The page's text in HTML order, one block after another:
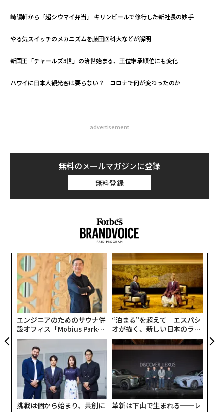
崎陽軒から「超シウマイ弁当」 キリンビールで修行した新社長の妙手
やる気スイッチのメカニズムを藤田医科大などが解明
新国王「チャールズ3世」の治世始まる、王位継承順位にも変化
ハワイに日本人観光客は要らない？ コロナで何が変わったのか
advertisement
無料のメールマガジンに登録
無料登録
エンジニアのためのサウナ併
設オフィス「Mobius Park」
がオープン──タマディック
が健康経営を徹底する理由
“泊まる”を超えて─エスパシ
オが描く、新しい日本のラグ
ジュアリー（中編）
挑戦は個から始まり、共創に
革新は下山で生まれる──レ